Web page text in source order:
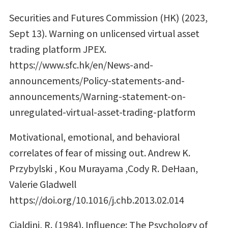
Securities and Futures Commission (HK) (2023,
Sept 13). Warning on unlicensed virtual asset
trading platform JPEX.
https://www.sfc.hk/en/News-and-
announcements/Policy-statements-and-
announcements/Warning-statement-on-
unregulated-virtual-asset-trading-platform
Motivational, emotional, and behavioral
correlates of fear of missing out. Andrew K.
Przybylski , Kou Murayama ,Cody R. DeHaan,
Valerie Gladwell
https://doi.org/10.1016/j.chb.2013.02.014
Cialdini, R. (1984). Influence: The Psychology of